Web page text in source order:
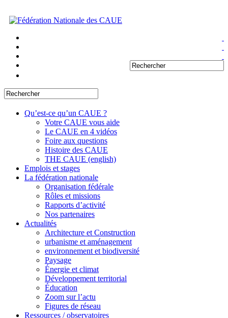
Qu’est-ce qu’un CAUE ?
Votre CAUE vous aide
Le CAUE en 4 vidéos
Foire aux questions
Histoire des CAUE
THE CAUE (english)
Emplois et stages
La fédération nationale
Organisation fédérale
Rôles et missions
Rapports d’activité
Nos partenaires
Actualités
Architecture et Construction
urbanisme et aménagement
environnement et biodiversité
Paysage
Énergie et climat
Développement territorial
Éducation
Zoom sur l’actu
Figures de réseau
Ressources / observatoires